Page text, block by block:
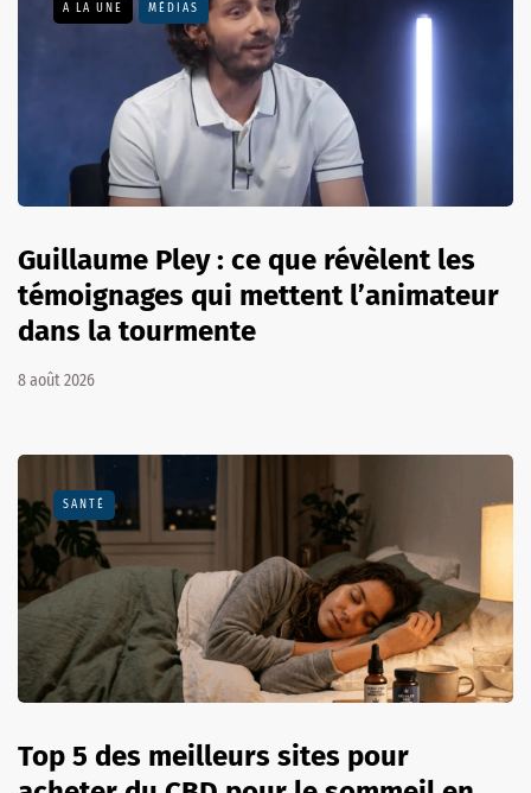
A LA UNE MÉDIAS
Guillaume Pley : ce que révèlent les
témoignages qui mettent l’animateur
dans la tourmente
8 août 2026
SANTÉ
Top 5 des meilleurs sites pour